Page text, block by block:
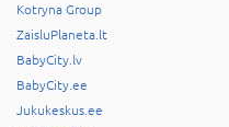
Kotryna Group
ZaisluPlaneta.lt
BabyCity.lv
BabyCity.ee
Jukukeskus.ee